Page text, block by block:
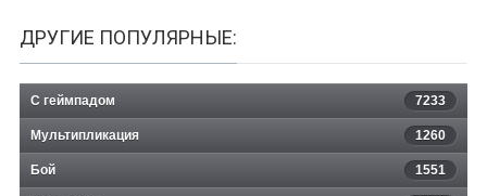
ДРУГИЕ ПОПУЛЯРНЫЕ:
С геймпадом 7233
Мультипликация 1260
Бой 1551